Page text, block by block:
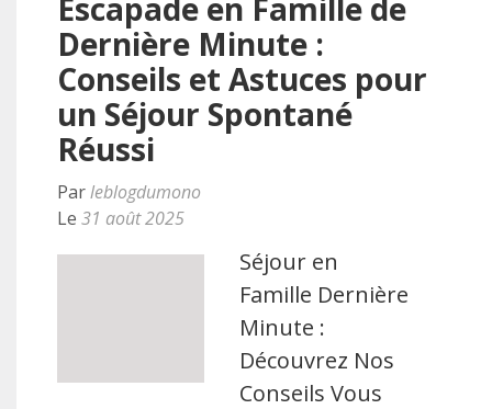
Escapade en Famille de
Dernière Minute :
Conseils et Astuces pour
un Séjour Spontané
Réussi
Parleblogdumono
Le 31 août 2025
Séjour en
Famille Dernière
Minute :
Découvrez Nos
Conseils Vous